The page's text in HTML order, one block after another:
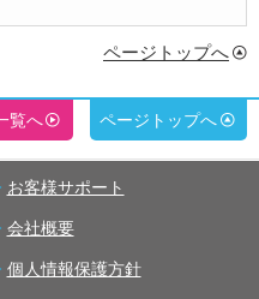
ページトップへ
覧へ ページトップへ
お客様サポート
会社概要
個人情報保護方針